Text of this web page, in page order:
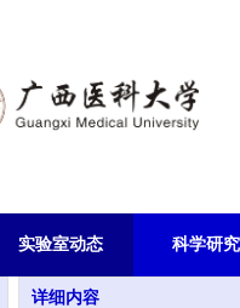
实验室动态 科学研究
详细内容